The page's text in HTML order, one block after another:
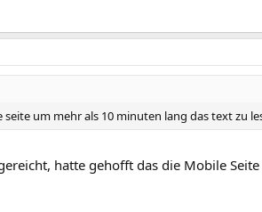
um mehr als 10 minuten lang das text zu
hatte gehofft das die Mobile